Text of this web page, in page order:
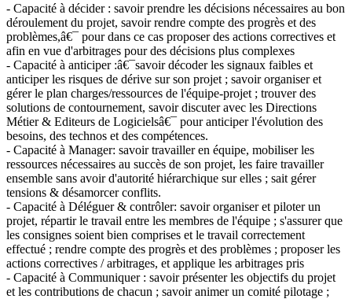
- Capacité à décider : savoir prendre les décisions nécessaires au bon
déroulement du projet, savoir rendre compte des progrès et des
problèmes,â€¯ pour dans ce cas proposer des actions correctives et
afin en vue d'arbitrages pour des décisions plus complexes
- Capacité à anticiper :â€¯savoir décoder les signaux faibles et
anticiper les risques de dérive sur son projet ; savoir organiser et
gérer le plan charges/ressources de l'équipe-projet ; trouver des
solutions de contournement, savoir discuter avec les Directions
Métier & Editeurs de Logicielsâ€¯ pour anticiper l'évolution des
besoins, des technos et des compétences.
- Capacité à Manager: savoir travailler en équipe, mobiliser les
ressources nécessaires au succès de son projet, les faire travailler
ensemble sans avoir d'autorité hiérarchique sur elles ; sait gérer
tensions & désamorcer conflits.
- Capacité à Déléguer & contrôler: savoir organiser et piloter un
projet, répartir le travail entre les membres de l'équipe ; s'assurer que
les consignes soient bien comprises et le travail correctement
effectué ; rendre compte des progrès et des problèmes ; proposer les
actions correctives / arbitrages, et applique les arbitrages pris
- Capacité à Communiquer : savoir présenter les objectifs du projet
et les contributions de chacun ; savoir animer un comité pilotage ;